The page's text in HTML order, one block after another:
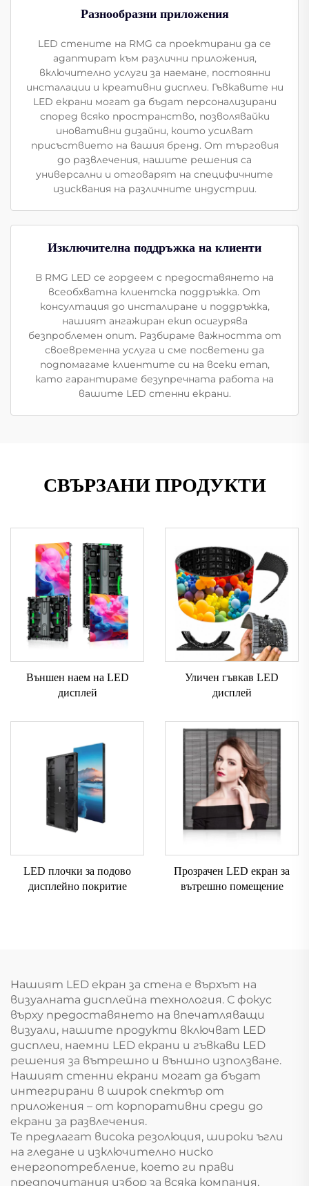
Разнообразни приложения
LED стените на RMG са проектирани да се
адаптират към различни приложения,
включително услуги за наемане, постоянни
инсталации и креативни дисплеи. Гъвкавите ни
LED екрани могат да бъдат персонализирани
според всяко пространство, позволявайки
иновативни дизайни, които усилват
присъствието на вашия бренд. От търговия
до развлечения, нашите решения са
универсални и отговарят на специфичните
изисквания на различните индустрии.
Изключителна поддръжка на клиенти
В RMG LED се гордеем с предоставянето на
всеобхватна клиентска поддръжка. От
консултация до инсталиране и поддръжка,
нашият ангажиран екип осигурява
безпроблемен опит. Разбираме важността от
своевременна услуга и сме посветени да
подпомагаме клиентите си на всеки етап,
като гарантираме безупречната работа на
вашите LED стенни екрани.
СВЪРЗАНИ ПРОДУКТИ
Външен наем на LED
дисплей
Уличен гъвкав LED
дисплей
LED плочки за подово
дисплейно покритие
Прозрачен LED екран за
вътрешно помещение
Нашият LED екран за стена е върхът на
визуалната дисплейна технология. С фокус
върху предоставянето на впечатляващи
визуали, нашите продукти включват LED
дисплеи, наемни LED екрани и гъвкави LED
решения за вътрешно и външно използване.
Нашият стенни екрани могат да бъдат
интегрирани в широк спектър от
приложения – от корпоративни среди до
екрани за развлечения.
Те предлагат висока резолюция, широки ъгли
на гледане и изключително ниско
енергопотребление, което ги прави
предпочитания избор за всяка компания,